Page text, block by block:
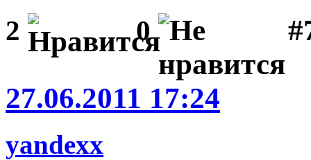
2 0
27.06.2011 17:24
yandexx